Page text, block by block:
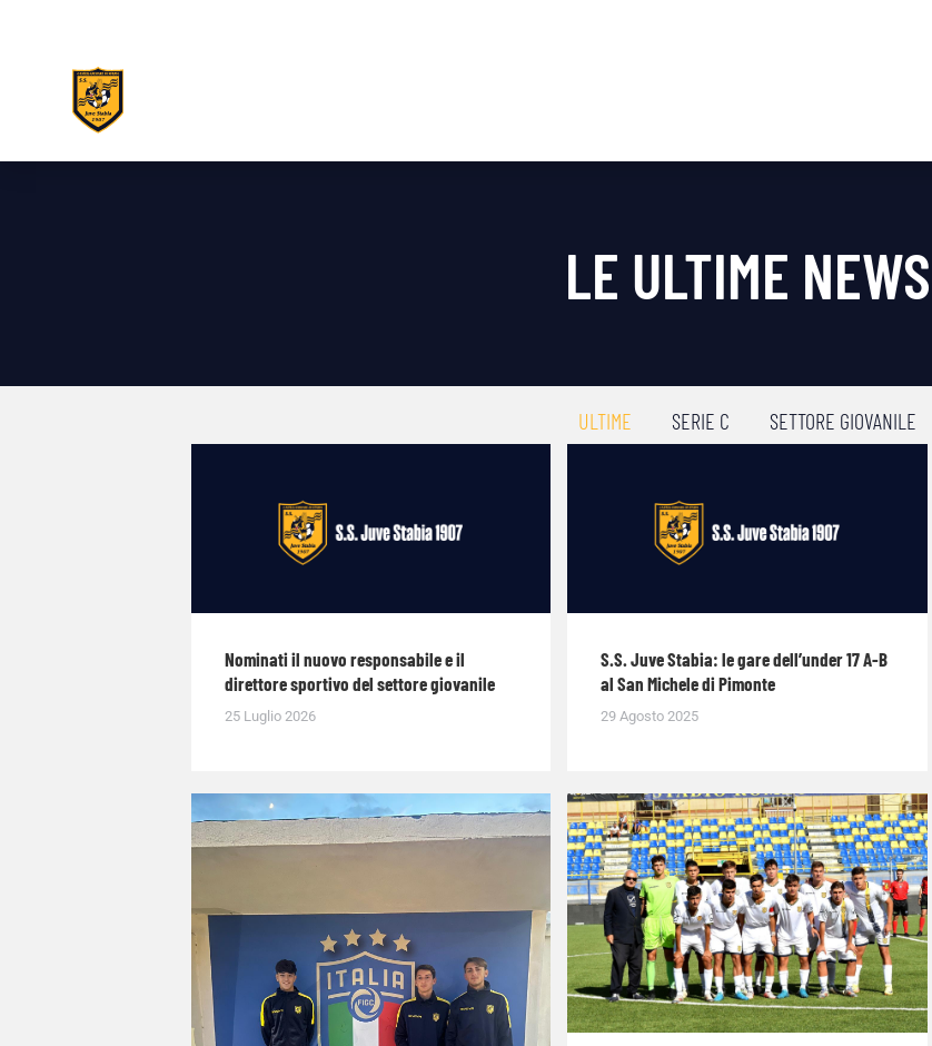
LE ULTIME NEWS
ULTIME SERIE C SETTORE GIOVANILE
Nominati il nuovo responsabile e il
direttore sportivo del settore giovanile
25 Luglio 2026
S.S. Juve Stabia: le gare dell’under 17 A-B
al San Michele di Pimonte
29 Agosto 2025